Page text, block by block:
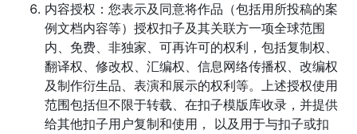
内容授权：您表示及同意将作品（包括用所投稿的案
例文档内容等）授权扣子及其关联方一项全球范围
内、免费、非独家、可再许可的权利，包括复制权、
翻译权、修改权、汇编权、信息网络传播权、改编权
及制作衍生品、表演和展示的权利等。上述授权使用
范围包括但不限于转载、在扣子模版库收录，并提供
给其他扣子用户复制和使用， 以及用于与扣子或扣